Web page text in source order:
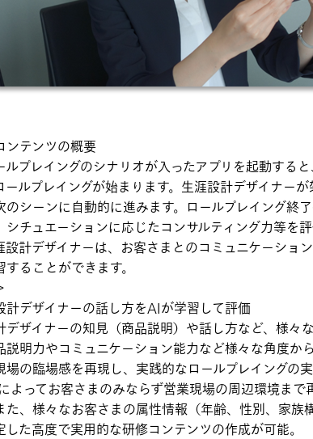
テンツの概要
ルプレイングのシナリオが入ったアプリを起動す
ールプレイングが始まります。生涯設計デザイナー
のシーンに自動的に進みます。ロールプレイング
シチュエーションに応じたコンサルティング力等を
設計デザイナーは、お客さまとのコミュニケーシ
することができます。
計デザイナーの話し方をAIが学習して評価
デザイナーの知見（商品説明）や話し方など、様
説明力やコミュニケーション能力など様々な角度か
場の臨場感を再現し、実践的なロールプレイングの
よってお客さまのみならず営業現場の周辺環境ま
た、様々なお客さまの属性情報（年齢、性別、家
した高度で実用的な研修コンテンツの作成が可能。